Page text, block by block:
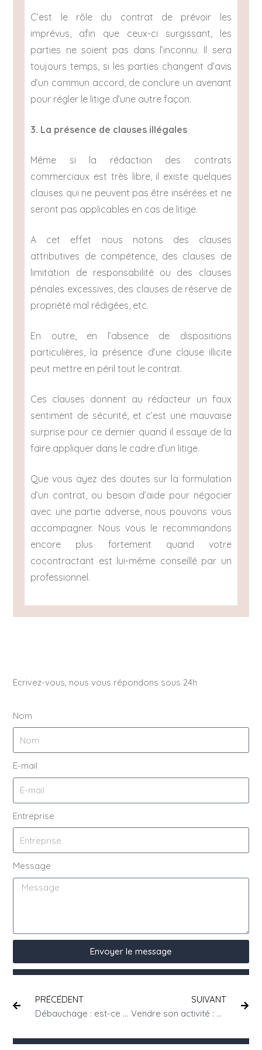
C’est le rôle du contrat de prévoir les
imprévus, afin que ceux-ci surgissant, les
parties ne soient pas dans l’inconnu. Il sera
toujours temps, si les parties changent d’avis
d’un commun accord, de conclure un avenant
pour régler le litige d’une autre façon.
3. La présence de clauses illégales
Même si la rédaction des contrats
commerciaux est très libre, il existe quelques
clauses qui ne peuvent pas être insérées et ne
seront pas applicables en cas de litige.
A cet effet nous notons des clauses
attributives de compétence, des clauses de
limitation de responsabilité ou des clauses
pénales excessives, des clauses de réserve de
propriété mal rédigées, etc.
En outre, en l’absence de dispositions
particulières, la présence d’une clause illicite
peut mettre en péril tout le contrat.
Ces clauses donnent au rédacteur un faux
sentiment de sécurité, et c’est une mauvaise
surprise pour ce dernier quand il essaye de la
faire appliquer dans le cadre d’un litige.
Que vous ayez des doutes sur la formulation
d’un contrat, ou besoin d’aide pour négocier
avec une partie adverse, nous pouvons vous
accompagner. Nous vous le recommandons
encore plus fortement quand votre
cocontractant est lui-même conseillé par un
professionnel.
Ecrivez-vous, nous vous répondons sous 24h
Nom
E-mail
Entreprise
Message
Envoyer le message
PRÉCÉDENT
Débauchage : est-ce que je peux solliciter les salariés de mon concurrent ?
SUIVANT
Vendre son activité : quelle différence entre une cession de titres ou une cession de fonds de commerce